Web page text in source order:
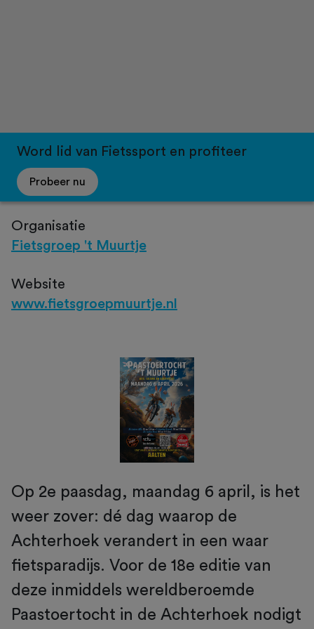
Word lid van Fietssport en profiteer
Probeer nu
Organisatie
Fietsgroep 't Muurtje
Website
www.fietsgroepmuurtje.nl
Op 2e paasdag, maandag 6 april, is het
weer zover: dé dag waarop de
Achterhoek verandert in een waar
fietsparadijs. Voor de 18e editie van
deze inmiddels wereldberoemde
Paastoertocht in de Achterhoek nodigt